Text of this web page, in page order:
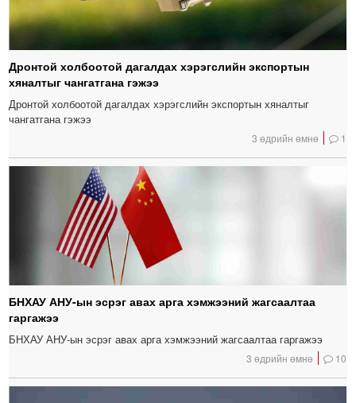
Дронтой холбоотой дагалдах хэрэгслийн экспортын
хяналтыг чангатгана гэжээ
Дронтой холбоотой дагалдах хэрэгслийн экспортын хяналтыг
чангатгана гэжээ
3 өдрийн өмнө 1
БНХАУ АНУ-ын эсрэг авах арга хэмжээний жагсаалтаа
гаргажээ
БНХАУ АНУ-ын эсрэг авах арга хэмжээний жагсаалтаа гаргажээ
3 өдрийн өмнө 10